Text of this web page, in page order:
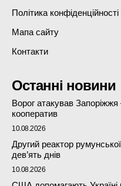
Політика конфіденційності
Мапа сайту
Контакти
Останні новини
Ворог атакував
кооператив
10.08.2026
Другий реактор
дев’ять днів
10.08.2026